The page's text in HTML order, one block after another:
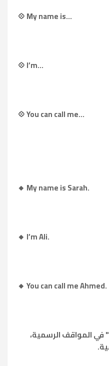
💠 My name is...
💠 I’m...
💠 You can call me...
🔸 My name is Sarah.
🔸 I’m Ali.
🔸 You can call me Ahmed.
استخدم "My name is" في المواقف الرسمية،